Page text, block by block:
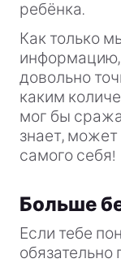
ребёнка.
Как только
довольно
каким
мог бы
знает,
самого себя!
Больше
Если тебе